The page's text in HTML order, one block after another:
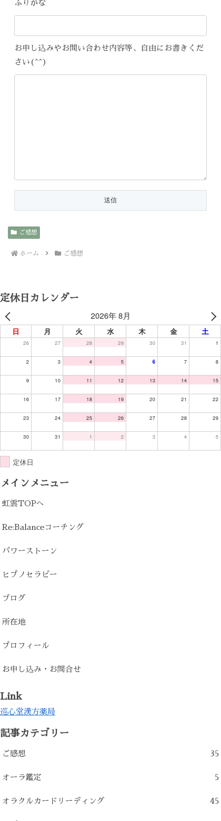
ふりがな
お申し込みやお問い合わせ内容等、自由にお書きくだ
さい(^^)
ご感想
ホーム ご感想
定休日カレンダー
2026年 8月
日 月 火 水 木 金 土
26 27 28 29 30 31 1
2 3 4 5 6 7 8
9 10 11 12 13 14 15
16 17 18 19 20 21 22
23 24 25 26 27 28 29
30 31 1 2 3 4 5
定休日
メインメニュー
虹雲TOPへ
Re:Balanceコーチング
パワーストーン
ヒプノセラピー
ブログ
所在地
プロフィール
お申し込み・お問合せ
Link
巡心堂漢方薬局
記事カテゴリー
ご感想 35
オーラ鑑定 5
オラクルカードリーディング 45